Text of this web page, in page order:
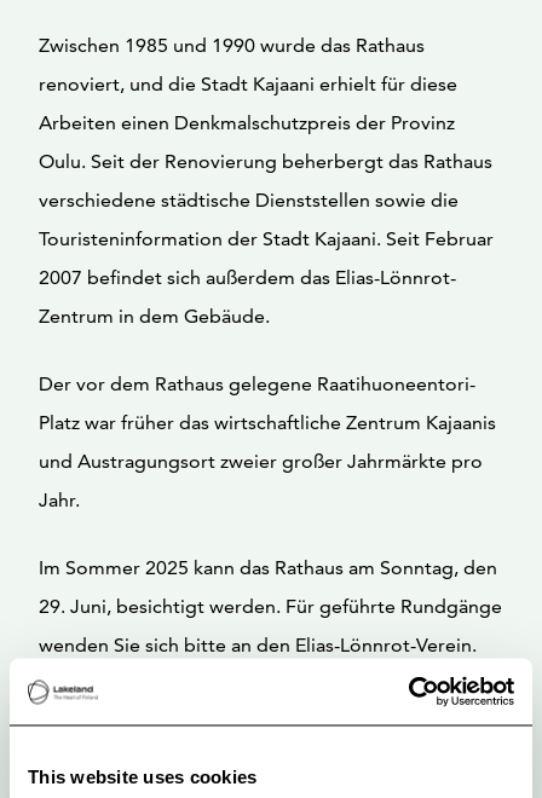
This website uses cookies
Zwischen 1985 und 1990 wurde das Rathaus
renoviert, und die Stadt Kajaani erhielt für diese
Arbeiten einen Denkmalschutzpreis der Provinz
Oulu. Seit der Renovierung beherbergt das Rathaus
verschiedene städtische Dienststellen sowie die
Touristeninformation der Stadt Kajaani. Seit Februar
2007 befindet sich außerdem das Elias-Lönnrot-
Zentrum in dem Gebäude.
Der vor dem Rathaus gelegene Raatihuoneentori-
Platz war früher das wirtschaftliche Zentrum Kajaanis
und Austragungsort zweier großer Jahrmärkte pro
Jahr.
Im Sommer 2025 kann das Rathaus am Sonntag, den
29. Juni, besichtigt werden. Für geführte Rundgänge
wenden Sie sich bitte an den Elias-Lönnrot-Verein.